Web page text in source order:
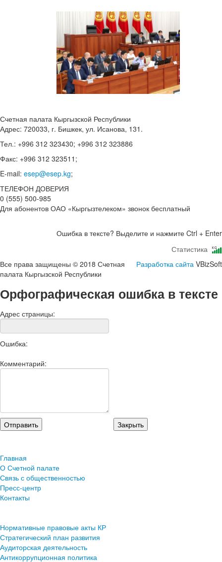
Счетная палата Кыргызской Республики
Адрес: 720033, г. Бишкек, ул. Исанова, 131.
Тел.: +996 312 323430; +996 312 323886
Факс: +996 312 323511;
E-mail: esep@esep.kg;
ТЕЛЕФОН ДОВЕРИЯ
0 (555) 500-985
Для абонентов ОАО «Кыргызтелеком» звонок бесплатный
Ошибка в тексте? Выделите и нажмите Ctrl + Enter
Статистика
Все права защищены © 2018 Счетная
палата Кыргызской Республики
Разработка сайтаVBizSoft
Орфографическая ошибка в тексте
Адрес страницы:
Ошибка:
Комментарий:
Главная
О Счетной палате
Связь с общественностью
Пресс-центр
Контакты
Нормативные правовые акты КР
Стратегический план развития
Аудиторская деятельность
Антикоррупционная политика